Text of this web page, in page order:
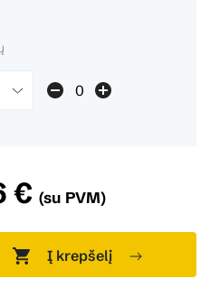
€ (su PVM)
Į krepšelį